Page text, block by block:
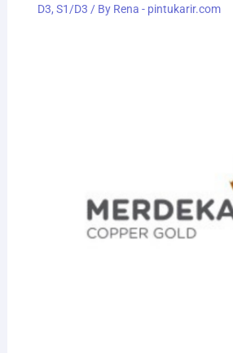
D3, S1/D3 / By Rena - pintukarir.com